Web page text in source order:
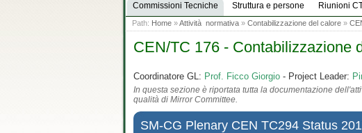
Commissioni Tecniche Struttura e persone Riunioni
Path: Home»Attività normativa» Contabilizzazione del calore»
CEN/TC 176 - Contabilizzazione
Coordinatore GL: Prof. Ficco Giorgio- Project Leader:
In questa sezione è riportata tutta la documentazione
qualità di Mirror Committee.
SM-CG Plenary CEN TC294 Status